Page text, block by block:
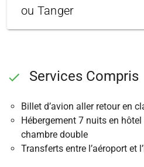
ou Tanger
Services Compris
Billet d’avion aller retour en
Hébergement 7 nuits en
chambre double
Transferts entre l’aéroport et